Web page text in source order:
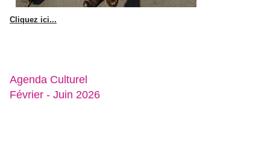
Cliquez ici...
Agenda Culturel
Février - Juin 2026